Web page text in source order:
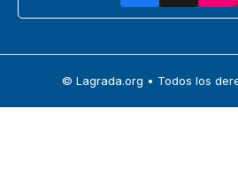
© Lagrada.org • Todos los